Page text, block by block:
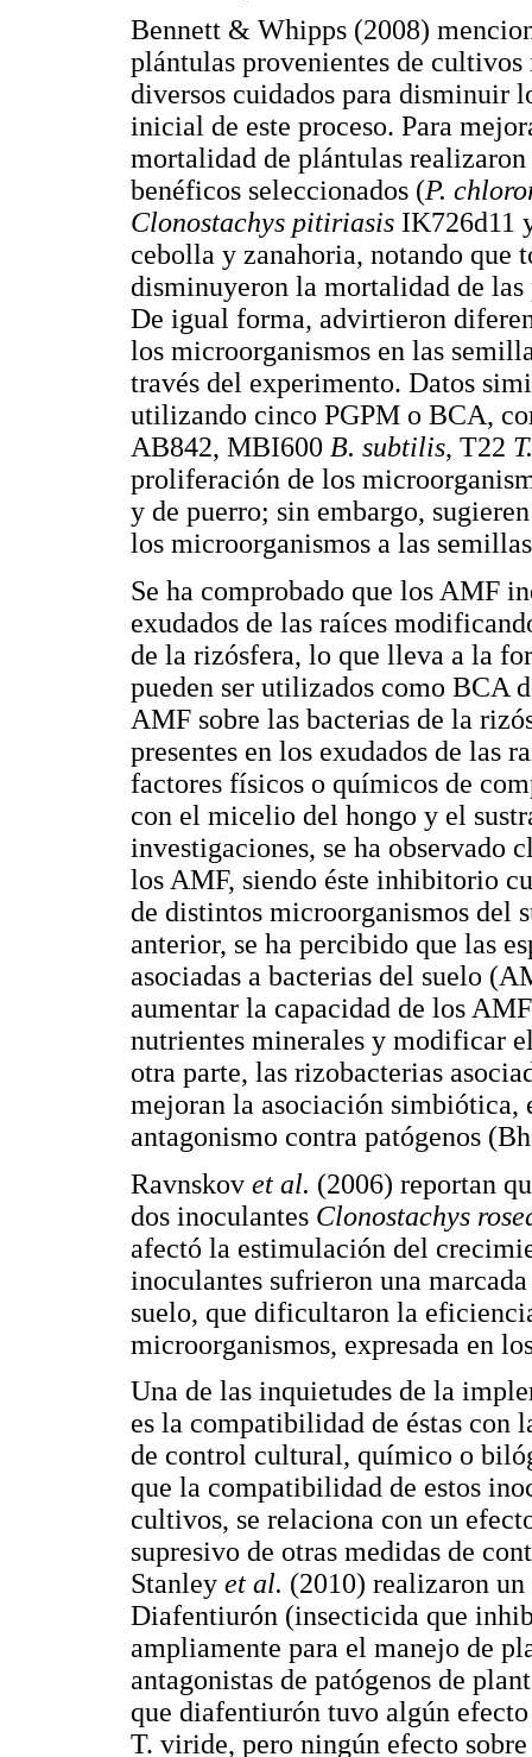
Bennett & Whipps (2008)
plántulas provenientes de
diversos cuidados para disminuir
inicial de este proceso. Para
mortalidad de plántulas
benéficos seleccionados (P.
Clonostachys pitiriasis IK726d11
cebolla y zanahoria, notando que
disminuyeron la mortalidad de
De igual forma, advirtieron
los microorganismos en las
través del experimento. Datos
utilizando cinco PGPM o BCA,
AB842, MBI600 B. subtilis, T22
proliferación de los
y de puerro; sin embargo,
los microorganismos a las
Se ha comprobado que los AMF
exudados de las raíces
de la rizósfera, lo que lleva a la
pueden ser utilizados como BCA
AMF sobre las bacterias de la
presentes en los exudados de las
factores físicos o químicos de
con el micelio del hongo y el
investigaciones, se ha observado
los AMF, siendo éste inhibitorio
de distintos microorganismos del
anterior, se ha percibido que las
asociadas a bacterias del suelo
aumentar la capacidad de los
nutrientes minerales y modificar
otra parte, las rizobacterias
mejoran la asociación simbiótica,
antagonismo contra patógenos
Ravnskov et al. (2006) reportan
dos inoculantes Clonostachys
afectó la estimulación del
inoculantes sufrieron una
suelo, que dificultaron la
microorganismos, expresada en
Una de las inquietudes de la
es la compatibilidad de éstas con
de control cultural, químico o
que la compatibilidad de estos
cultivos, se relaciona con un
supresivo de otras medidas de
Stanley et al. (2010) realizaron
Diafentiurón (insecticida que
ampliamente para el manejo de
antagonistas de patógenos de
que diafentiurón tuvo algún
T. viride, pero ningún efecto